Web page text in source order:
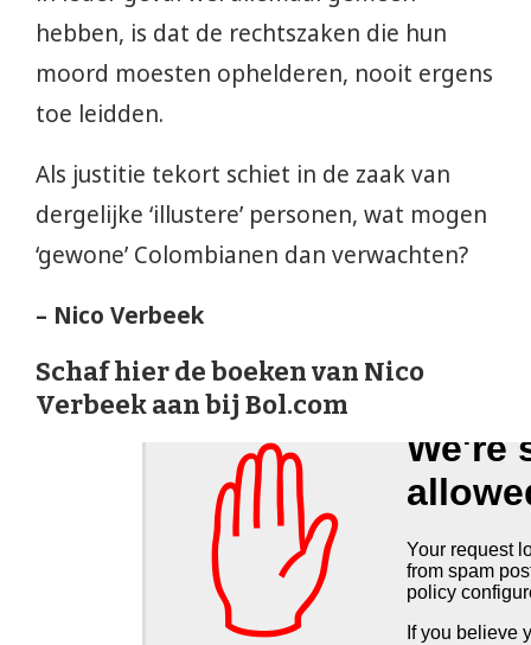
hebben, is dat de rechtszaken die hun
moord moesten ophelderen, nooit ergens
toe leidden.
Als justitie tekort schiet in de zaak van
dergelijke ‘illustere’ personen, wat mogen
‘gewone’ Colombianen dan verwachten?
– Nico Verbeek
Schaf hier de boeken van Nico
Verbeek aan bij Bol.com